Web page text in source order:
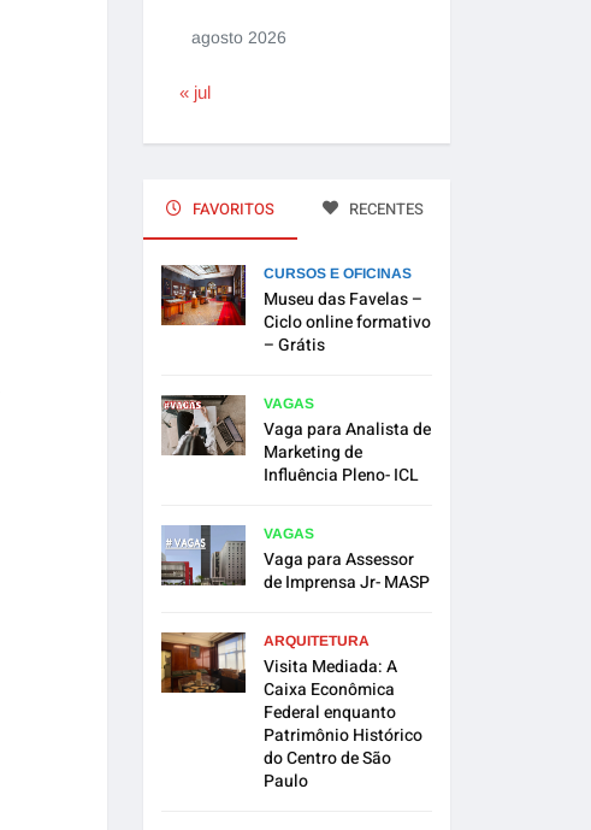
agosto 2026
« jul
FAVORITOS RECENTES
CURSOS E OFICINAS
Museu das Favelas –
Ciclo online formativo
– Grátis
VAGAS
Vaga para Analista de
Marketing de
Influência Pleno- ICL
VAGAS
Vaga para Assessor
de Imprensa Jr- MASP
ARQUITETURA
Visita Mediada: A
Caixa Econômica
Federal enquanto
Patrimônio Histórico
do Centro de São
Paulo